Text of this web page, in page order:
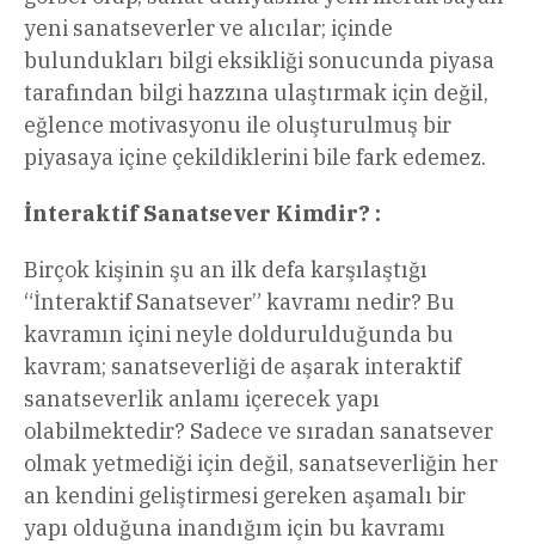
yeni sanatseverler ve alıcılar; içinde
bulundukları bilgi eksikliği sonucunda piyasa
tarafından bilgi hazzına ulaştırmak için değil,
eğlence motivasyonu ile oluşturulmuş bir
piyasaya içine çekildiklerini bile fark edemez.
İnteraktif Sanatsever Kimdir? :
Birçok kişinin şu an ilk defa karşılaştığı
“İnteraktif Sanatsever” kavramı nedir? Bu
kavramın içini neyle doldurulduğunda bu
kavram; sanatseverliği de aşarak interaktif
sanatseverlik anlamı içerecek yapı
olabilmektedir? Sadece ve sıradan sanatsever
olmak yetmediği için değil, sanatseverliğin her
an kendini geliştirmesi gereken aşamalı bir
yapı olduğuna inandığım için bu kavramı